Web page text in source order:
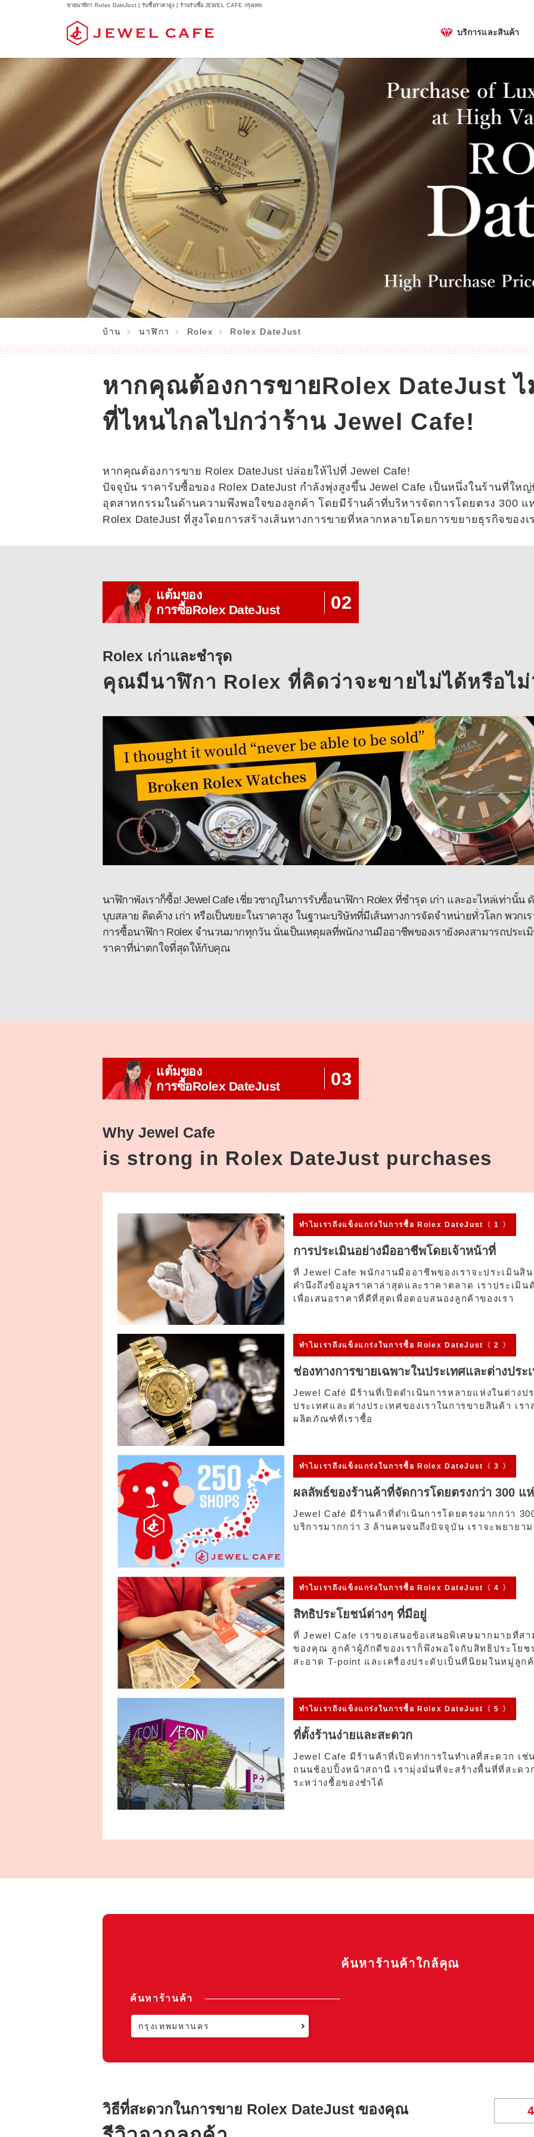
ขายนาฬิกา Rolex DateJust | รับซื้อราคาสูง | ร้านรับซื้อ JEWEL CAFE กรุงเทพ
บริการและสินค้า
บ้าน นาฬิกา Rolex Rolex DateJust
หากคุณต้องการขายRolex DateJust ไ
ที่ไหนไกลไปกว่าร้าน Jewel Cafe!
หากคุณต้องการขาย Rolex DateJust ปล่อยให้ไปที่ Jewel Cafe!
ปัจจุบัน ราคารับซื้อของ Rolex DateJust กำลังพุ่งสูงขึ้น Jewel Cafe เป็นหนึ่งในร้านที่ให
อุตสาหกรรมในด้านความพึงพอใจของลูกค้า โดยมีร้านค้าที่บริหารจัดการโดยตรง 300 แ
Rolex DateJust ที่สูงโดยการสร้างเส้นทางการขายที่หลากหลายโดยการขยายธุรกิจของเ
แต้มของ
การซื้อRolex DateJust
02
Rolex เก่าและชำรุด
คุณมีนาฬิกา Rolex ที่คิดว่าจะขายไม่ได้หรือไ
นาฬิกาพังเราก็ซื้อ! Jewel Cafe เชี่ยวชาญในการรับซื้อนาฬิกา Rolex ที่ชำรุด เก่า และอะไหล่เท่านั้น
บุบสลาย ติดค้าง เก่า หรือเป็นขยะในราคาสูง ในฐานะบริษัทที่มีเส้นทางการจัดจำหน่ายทั่วโลก พวกเ
การซื้อนาฬิกา Rolex จำนวนมากทุกวัน นั่นเป็นเหตุผลที่พนักงานมืออาชีพของเรายังคงสามารถประ
ราคาที่น่าตกใจที่สุดให้กับคุณ
แต้มของ
การซื้อRolex DateJust
03
Why Jewel Cafe
is strong in Rolex DateJust purchases
ทำไมเรา ถึงแข็งแกร่งในการซื้อ Rolex DateJust〈 1 〉
การประเมินอย่างมืออาชีพโดยเจ้าหน้าที่
ที่ Jewel Cafe พนักงานมืออาชีพของเราจะประเมิน
คำนึงถึงข้อมูลราคาล่าสุดและราคาตลาด เราประเมิ
เพื่อเสนอราคาที่ดีที่สุดเพื่อตอบสนองลูกค้าของเรา
ทำไมเรา ถึงแข็งแกร่งในการซื้อ Rolex DateJust〈 2 〉
ช่องทางการขายเฉพาะในประเทศและต่างประ
Jewel Café มีร้านที่เปิดดำเนินการหลายแห่งในต่างป
ประเทศและต่างประเทศของเราในการขายสินค้า เร
ผลิตภัณฑ์ที่เราซื้อ
ทำไมเรา ถึงแข็งแกร่งในการซื้อ Rolex DateJust〈 3 〉
ผลลัพธ์ของร้านค้าที่จัดการโดยตรงกว่า 300 แ
Jewel Café มีร้านค้าที่ดำเนินการโดยตรงมากกว่า
บริการมากกว่า 3 ล้านคนจนถึงปัจจุบัน เราจะพยายา
ทำไมเรา ถึงแข็งแกร่งในการซื้อ Rolex DateJust〈 4 〉
สิทธิประโยชน์ต่างๆ ที่มีอยู่
ที่ Jewel Cafe เราขอเสนอข้อเสนอพิเศษมากมายที่ส
ของคุณ ลูกค้าผู้ภักดีของเราก็พึงพอใจกับสิทธิประโยช
สะอาด T-point และเครื่องประดับเป็นที่นิยมในหมู่ลูกค้
ทำไมเรา ถึงแข็งแกร่งในการซื้อ Rolex DateJust〈 5 〉
ที่ตั้งร้านง่ายและสะดวก
Jewel Cafe มีร้านค้าที่เปิดทำการในทำเลที่สะดวก เ
ถนนช้อปปิ้งหน้าสถานี เรามุ่งมั่นที่จะสร้างพื้นที่ที่สะด
ระหว่างซื้อของชำได้
ค้นหาร้านค้าใกล้คุณ
ค้นหาร้านค้า
กรุงเทพมหานคร
วิธีที่สะดวกในการขาย Rolex DateJust ของคุณ